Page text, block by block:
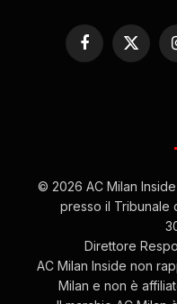
Facebook
X
(Twitter)
© 2026 AC Milan
presso il Tribunale
Direttore
AC Milan Inside non
Milan e non è